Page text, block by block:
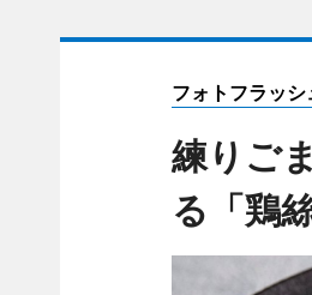
フォトフラッシ
練りご
る「鶏